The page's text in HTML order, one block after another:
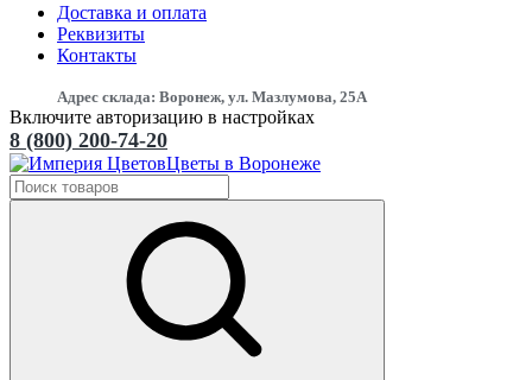
Доставка и оплата
Реквизиты
Контакты
Адрес склада: Воронеж, ул. Мазлумова, 25А
Включите авторизацию в настройках
8 (800) 200-74-20
Цветы в Воронеже